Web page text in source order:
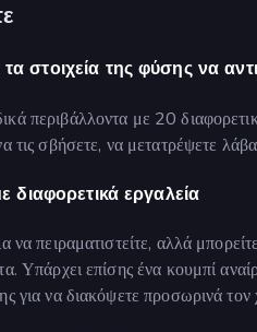
στοιχεία της φύσης να
περιβάλλοντα με 20
τις σβήσετε, να μετατρέψετε
διαφορετικά εργαλεία
να πειραματιστείτε, αλλά
Υπάρχει επίσης ένα κουμπί
για να διακόψετε προσωρινά τον